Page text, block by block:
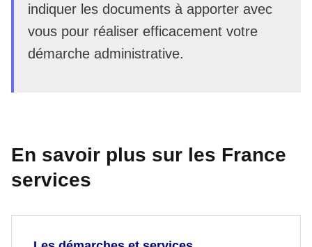
indiquer les documents à apporter avec
vous pour réaliser efficacement votre
démarche administrative.
En savoir plus sur les France
services